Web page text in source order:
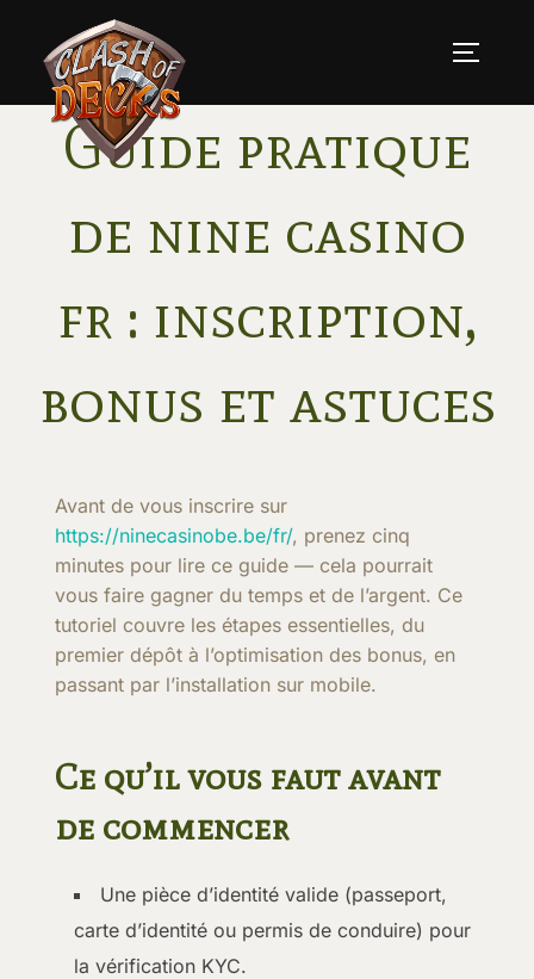
content
Guide pratique
de nine casino
fr : inscription,
bonus et astuces
Avant de vous inscrire sur
https://ninecasinobe.be/fr/, prenez cinq
minutes pour lire ce guide — cela pourrait
vous faire gagner du temps et de l’argent. Ce
tutoriel couvre les étapes essentielles, du
premier dépôt à l’optimisation des bonus, en
passant par l’installation sur mobile.
Ce qu’il vous faut avant
de commencer
Une pièce d’identité valide (passeport,
carte d’identité ou permis de conduire) pour
la vérification KYC.